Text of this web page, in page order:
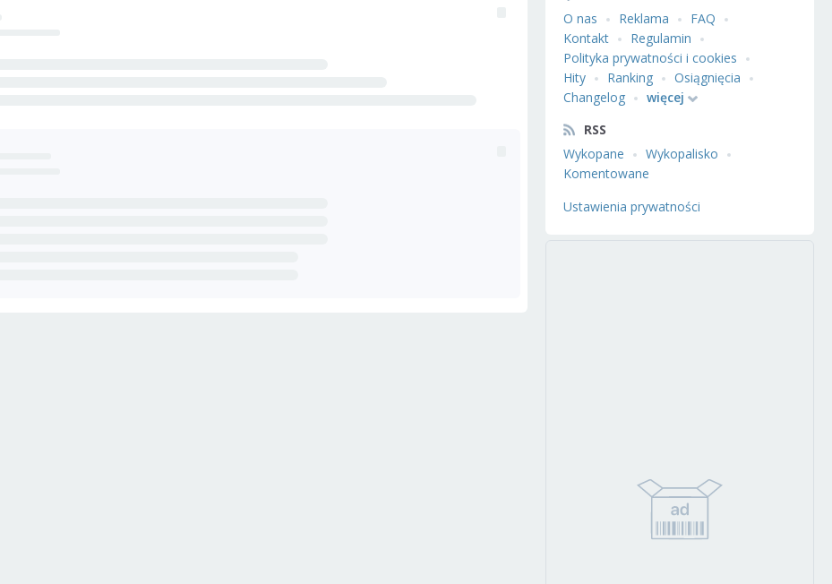
O nas
Reklama
FAQ
Kontakt
Regulamin
Polityka prywatności i cookies
Hity
Ranking
Osiągnięcia
Changelog
więcej
RSS
Wykopane
Wykopalisko
Komentowane
Ustawienia prywatności